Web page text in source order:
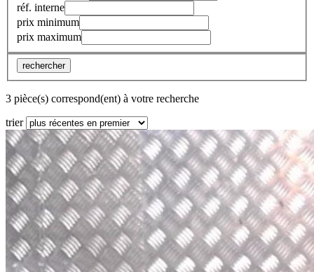
réf. interne
prix minimum
prix maximum
rechercher
3 pièce(s) correspond(ent) à votre recherche
trier